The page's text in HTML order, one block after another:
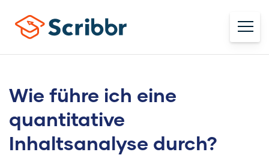
Wie führe ich eine
quantitative
Inhaltsanalyse durch?